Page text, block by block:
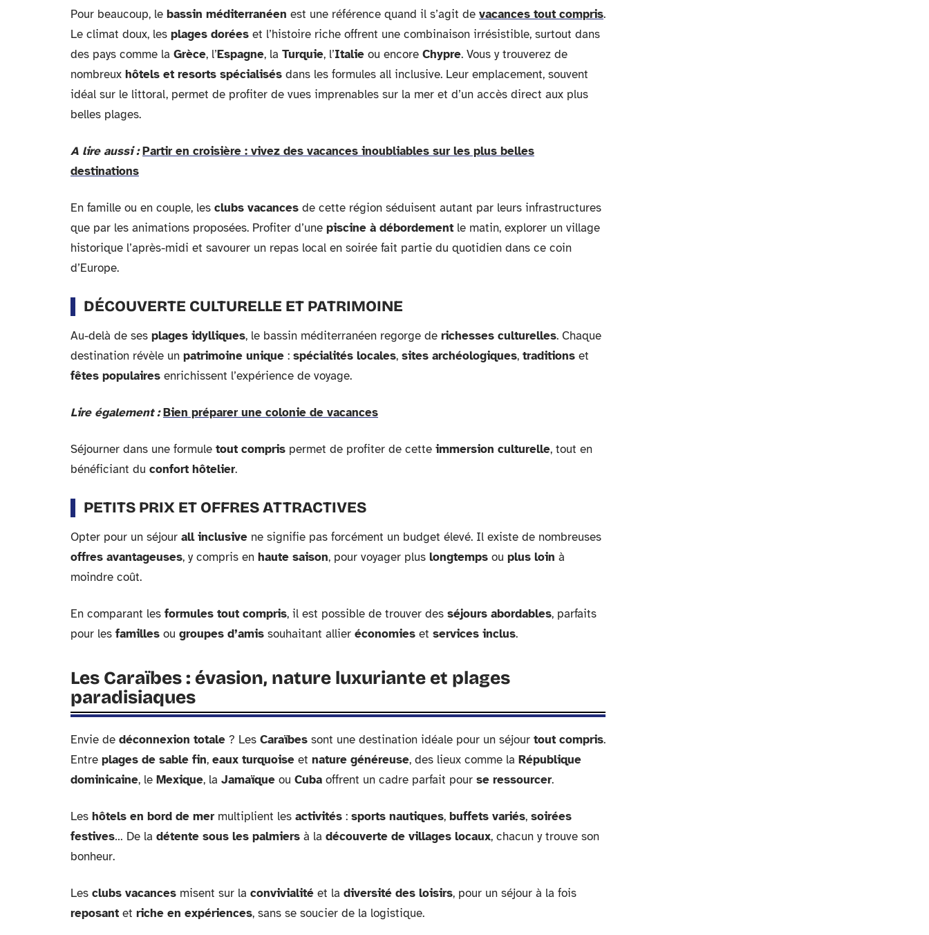
Pour beaucoup, le bassin méditerranéen est une référence quand il s’agit de vacances tout compris.
Le climat doux, les plages dorées et l’histoire riche offrent une combinaison irrésistible, surtout dans
des pays comme la Grèce, l’Espagne, la Turquie, l’Italie ou encore Chypre. Vous y trouverez de
nombreux hôtels et resorts spécialisés dans les formules all inclusive. Leur emplacement, souvent
idéal sur le littoral, permet de profiter de vues imprenables sur la mer et d’un accès direct aux plus
belles plages.
A lire aussi : Partir en croisière : vivez des vacances inoubliables sur les plus belles
destinations
En famille ou en couple, les clubs vacances de cette région séduisent autant par leurs infrastructures
que par les animations proposées. Profiter d’une piscine à débordement le matin, explorer un village
historique l’après-midi et savourer un repas local en soirée fait partie du quotidien dans ce coin
d’Europe.
DÉCOUVERTE CULTURELLE ET PATRIMOINE
Au-delà de ses plages idylliques, le bassin méditerranéen regorge de richesses culturelles. Chaque
destination révèle un patrimoine unique : spécialités locales, sites archéologiques, traditions et
fêtes populaires enrichissent l’expérience de voyage.
Lire également : Bien préparer une colonie de vacances
Séjourner dans une formule tout compris permet de profiter de cette immersion culturelle, tout en
bénéficiant du confort hôtelier.
PETITS PRIX ET OFFRES ATTRACTIVES
Opter pour un séjour all inclusive ne signifie pas forcément un budget élevé. Il existe de nombreuses
offres avantageuses, y compris en haute saison, pour voyager plus longtemps ou plus loin à
moindre coût.
En comparant les formules tout compris, il est possible de trouver des séjours abordables, parfaits
pour les familles ou groupes d’amis souhaitant allier économies et services inclus.
Les Caraïbes : évasion, nature luxuriante et plages
paradisiaques
Envie de déconnexion totale ? Les Caraïbes sont une destination idéale pour un séjour tout compris.
Entre plages de sable fin, eaux turquoise et nature généreuse, des lieux comme la République
dominicaine, le Mexique, la Jamaïque ou Cuba offrent un cadre parfait pour se ressourcer.
Les hôtels en bord de mer multiplient les activités : sports nautiques, buffets variés, soirées
festives… De la détente sous les palmiers à la découverte de villages locaux, chacun y trouve son
bonheur.
Les clubs vacances misent sur la convivialité et la diversité des loisirs, pour un séjour à la fois
reposant et riche en expériences, sans se soucier de la logistique.